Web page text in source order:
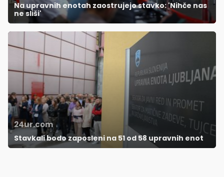
Na upravnih enotah zaostrujejo stavko: 'Nihče nas
ne sliši'
24ur.com
Stavkali bodo zaposleni na 51 od 58 upravnih enot